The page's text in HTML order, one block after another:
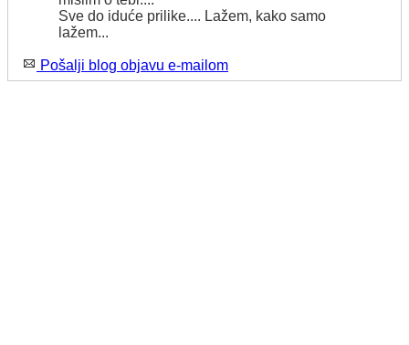
Sve do iduće prilike.... Lažem, kako samo
lažem...
Pošalji blog objavu e-mailom